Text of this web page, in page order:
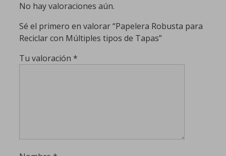
No hay valoraciones aún.
Sé el primero en valorar “Papelera Robusta para
Reciclar con Múltiples tipos de Tapas”
Tu valoración *